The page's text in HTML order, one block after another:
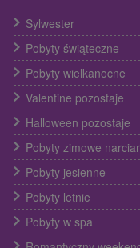
Sylwester
Pobyty świąteczne
Pobyty wielkanocne
Valentine pozostaje
Halloween pozostaje
Pobyty zimowe
Pobyty jesienne
Pobyty letnie
Pobyty w spa